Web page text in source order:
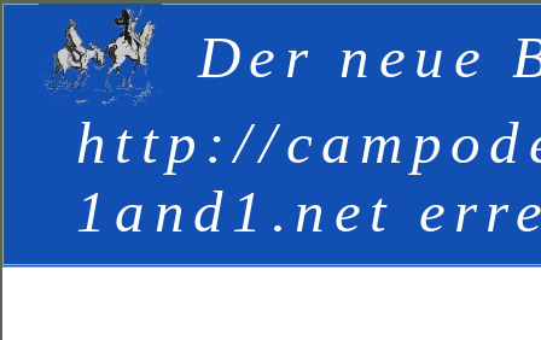
Der neue
http://
1and1.net